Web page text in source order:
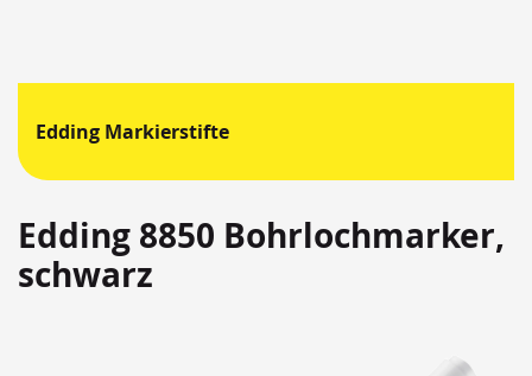
Edding Markierstifte
Edding 8850 Bohrlochmarker,
schwarz